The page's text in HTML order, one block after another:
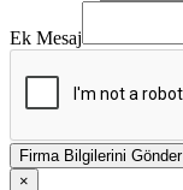
Ek Mesaj
Firma Bilgilerini Gönder
×